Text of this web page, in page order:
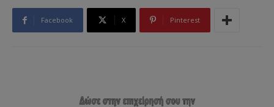
Facebook X Pinterest